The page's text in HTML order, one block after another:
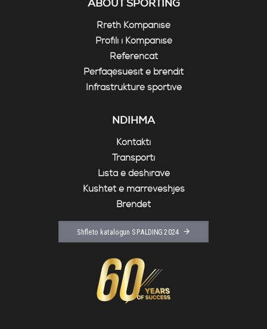
ABOUT SPORTING
Rreth Kompanisë
Profili i Kompanisë
Referencat
Përfaqësuesit e brendit
Infrastrukturë sportive
NDIHMA
Kontakti
Transporti
Lista e dëshirave
Kushtet e marrëveshjes
Brendet
Shfleto katalogun SPALDING 2024